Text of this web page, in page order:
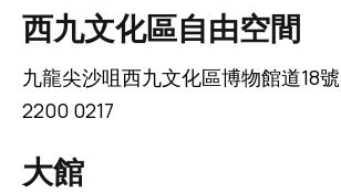
西九文化區自由空間
九龍尖沙咀西九文化區博物館道18號
2200 0217
大館